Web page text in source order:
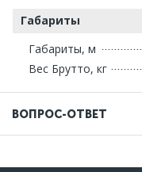
Габариты
Габариты, м
Вес Брутто, кг
ВОПРОС-ОТВЕТ